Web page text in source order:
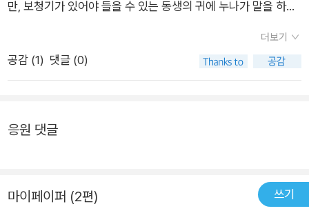
리가 없어도 메아리가 느껴지고, 바람이 불지 않아도 바람이 느껴
왔을 때, 이야기를 따라 차곡차곡 쌓인 감정들이 파도처럼 되밀려
와 전혀 다른 깊이로 다가온다.
만, 보청기가 있어야 들을 수 있는 동생의 귀에 누나가 말을 하며
씩 해 나가면서 어느새 혼자서는 아무것도 할 수 없다고 여겼던
동생이 성장을 한다. 나는 끝내 누나가 왜 부모도 없이 워터파크
세랑의 설자은, 금성으로 돌아오다는 사건을 해결하는 이야기인
더보기
공감 (1) 댓글 (0)
응원 댓글
마이페이퍼 (2편) 쓰기